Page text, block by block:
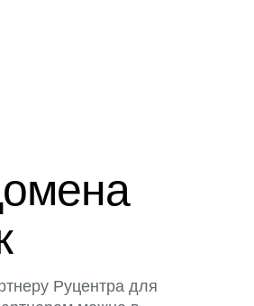
Руцентра для